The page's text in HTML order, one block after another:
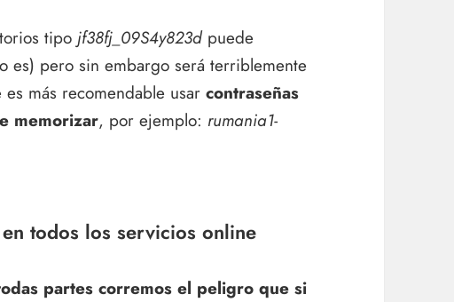
tipojf38fj_09S4y823dpuede
es) pero sin embargo será terriblemente
más recomendable usarcontraseñas
memorizar, por ejemplo: rumania1-
todos los servicios online
partes corremos el peligro que si